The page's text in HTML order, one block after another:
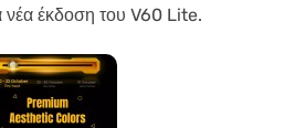
νέα έκδοση του V60 Lite.